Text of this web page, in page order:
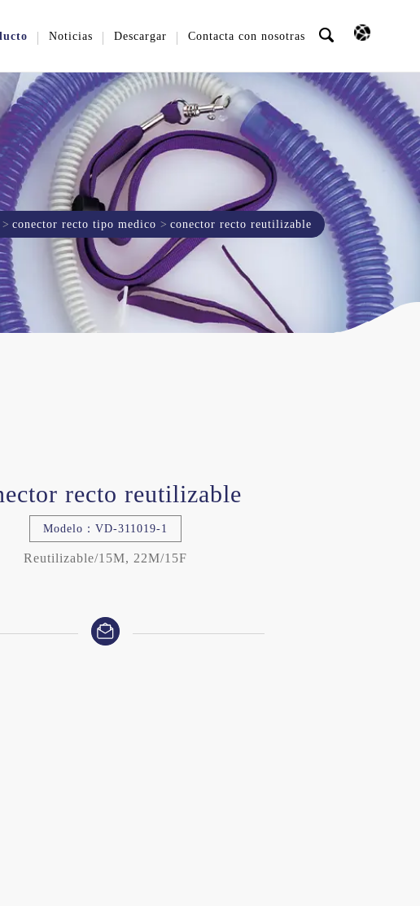
Noticias Descargar Contacta con nosotras
conector recto tipo medico conector recto reutilizable
recto reutilizable
Modelo：VD-311019-1
Reutilizable/15M, 22M/15F